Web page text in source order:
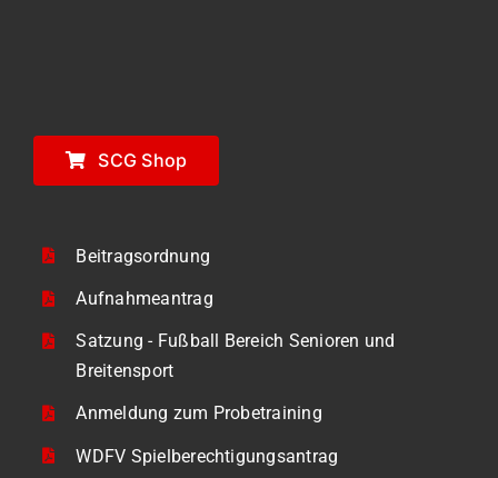
SCG Shop
Beitragsordnung
Aufnahmeantrag
Satzung - Fußball Bereich Senioren und
Breitensport
Anmeldung zum Probetraining
WDFV Spielberechtigungsantrag